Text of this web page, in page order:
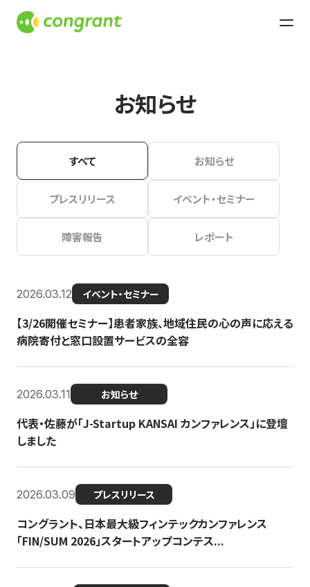
お知らせ
すべて お知らせ
プレスリリース イベント・セミナー
障害報告 レポート
2026.03.12 イベント・セミナー
【3/26開催セミナー】患者家族、地域住民の心の声に応える
病院寄付と窓口設置サービスの全容
2026.03.11 お知らせ
代表・佐藤が「J-Startup KANSAI カンファレンス」に登壇
しました
2026.03.09 プレスリリース
コングラント、日本最大級フィンテックカンファレンス
「FIN/SUM 2026」スタートアップコンテス...